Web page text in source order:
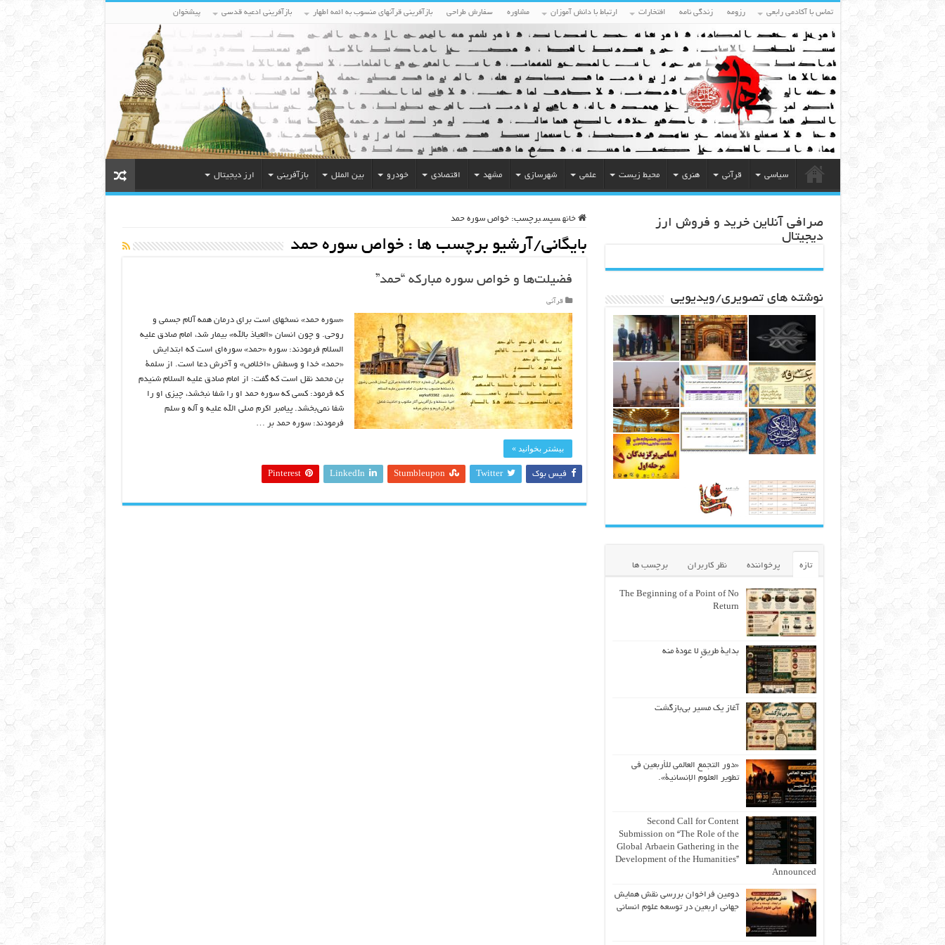
تماس با آکادمی رابعی رزومه زندگی نامه افتخارات ارتباط با دانش آموزان مشاوره سفارش طراحی بازآفرینی قرآنهای منسوب به ائمه اطهار بازآفرینی ادعیه قدسی پیشخوان
سیاسی قرآنی هنری محیط زیست علمی شهرسازی مشهد اقتصادی خودرو بین الملل بازآفرینی ارز دیجیتال
خانه سپس برچسب:خواص سوره حمد
بایگانی/آرشیو برچسب ها :خواص سوره حمد
فضیلت‌ها و خواص سوره مبارکه “حمد”
قرآنی
«سوره حمد» نسخه‎ای است برای درمان همه آلام جسمی و
روحی. و چون انسان «العیاذ بالله» بیمار شد، امام صادق علیه
السلام فرمودند: سوره‌ «حمد» سوره‌ای است که ابتدایش
«حمد» خدا و وسطش «اخلاص» و آخرش دعا است. از سلمة
بن محمد نقل است که گفت: از امام صادق علیه السلام شنیدم
که فرمود: کسی که سوره حمد او را شفا نبخشد، چیزی او را
شفا نمی‌بخشد. پیامبر اکرم صلی الله علیه و آله و سلم
فرمودند: سوره حمد بر …
بیشتر بخوانید »
فیس بوک Twitter
Stumbleupon
LinkedIn
Pinterest
صرافی آنلاین خرید و فروش ارز
دیجیتال
نوشته های تصویری/ویدیویی
تازه پرخواننده نظر کاربران برچسب ها
The Beginning of a Point of No
Return
بداية طريقٍ لا عودة منه
آغاز یک مسیر بی‌بازگشت
«دور التجمع العالمي للأربعين في
تطوير العلوم الإنسانية».
Second Call for Content
Submission on “The Role of the
Global Arbaein Gathering in the
Development of the Humanities”
Announced
دومین فراخوان بررسی نقش همایش
جهانی اربعین در توسعه علوم انسانی